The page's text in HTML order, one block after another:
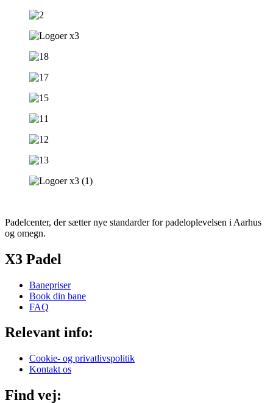
Padelcenter, der sætter nye standarder for padeloplevelsen i Aarhus
og omegn.
X3 Padel
Banepriser
Book din bane
FAQ
Relevant info:
Cookie- og privatlivspolitik
Kontakt os
Find vej: